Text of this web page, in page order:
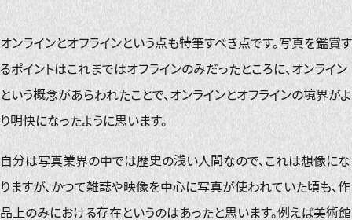
オンラインとオフラインという点も特筆すべき点です。写真を鑑賞す
るポイントはこれまではオフラインのみだったところに、オンライン
という概念があらわれたことで、オンラインとオフラインの境界がよ
り明快になったように思います。
自分は写真業界の中では歴史の浅い人間なので、これは想像にな
りますが、かつて雑誌や映像を中心に写真が使われていた頃も、作
品上のみにおける存在というのはあったと思います。例えば美術館